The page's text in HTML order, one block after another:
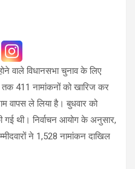
वाले विधानसभा चुनाव के लिए
तक 411 नामांकनों को खारिज कर
वापस ले लिया है। बुधवार को
थी। निर्वाचन आयोग के अनुसार,
ने 1,528 नामांकन दाखिल